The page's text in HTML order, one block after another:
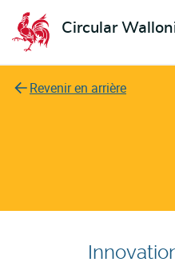
Circular
L'économie circulaire
Revenir en arrière